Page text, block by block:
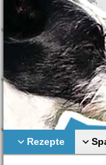
Rezepte